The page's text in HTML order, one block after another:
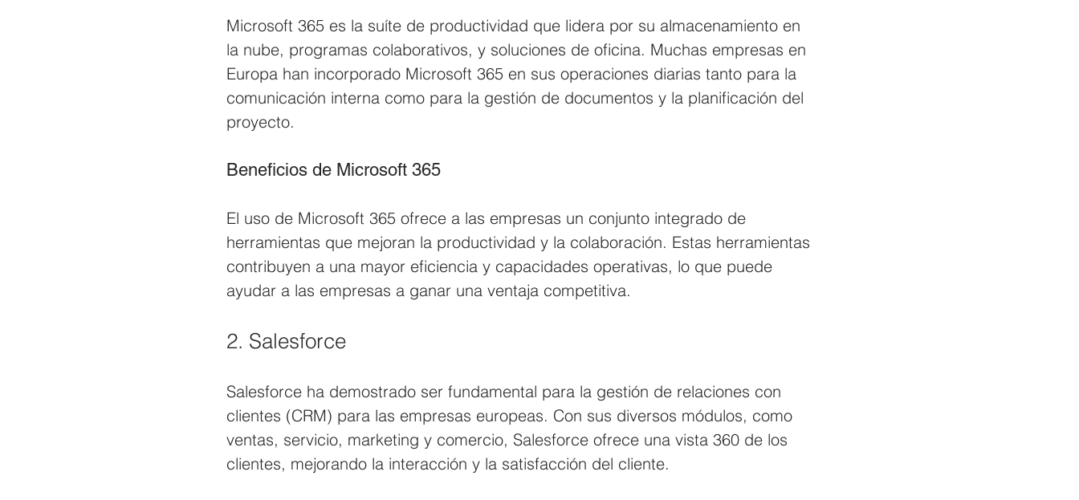
Microsoft 365 es la suíte de productividad que lidera por su almacenamiento en
la nube, programas colaborativos, y soluciones de oficina. Muchas empresas en
Europa han incorporado Microsoft 365 en sus operaciones diarias tanto para la
comunicación interna como para la gestión de documentos y la planificación del
proyecto.
Beneficios de Microsoft 365
El uso de Microsoft 365 ofrece a las empresas un conjunto integrado de
herramientas que mejoran la productividad y la colaboración. Estas herramientas
contribuyen a una mayor eficiencia y capacidades operativas, lo que puede
ayudar a las empresas a ganar una ventaja competitiva.
2. Salesforce
Salesforce ha demostrado ser fundamental para la gestión de relaciones con
clientes (CRM) para las empresas europeas. Con sus diversos módulos, como
ventas, servicio, marketing y comercio, Salesforce ofrece una vista 360 de los
clientes, mejorando la interacción y la satisfacción del cliente.